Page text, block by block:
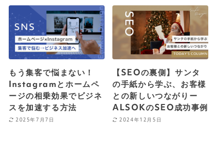
もう集客で悩まない！
Instagramとホームペ
ージの相乗効果でビジネ
スを加速する方法
2025年7月7日
【SEOの裏側】サンタ
の手紙から学ぶ、お客様
との新しいつながりー
ALSOKのSEO成功事例
2024年12月5日